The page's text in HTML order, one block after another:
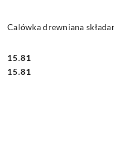
Calówka drewniana
Cena:
15.81
Cena:
15.81